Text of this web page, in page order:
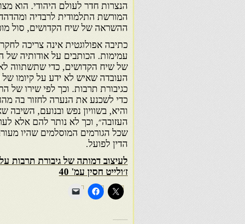
הנצרות חדר לעולם היהודי. הוא
המורשת התלמודית לרבדיה ומהדהד
ההשראה של שיח הקדושים, סול
כתיבה אפולוגטית אינה צריכה
עמימות. הכותבים על אודותיה של
של שיח הקדושים, כדי שתשתווה
העובדה שאיש לא ידע על קיומו
כגיבורת תרבות. וכך לפי שירו של
כדי לשכנע את הנערה לחזור בה
והיא, בשוויון נפש ובנועם, השיבה
העזובה״, וכך לא נותר להם אלא
שכל הגורמים המוסלמים שהיו
הדין לפועל.
לעיצוב דמותה של גיבורת תרבות
ז׳ולייט חסין עמ' 40